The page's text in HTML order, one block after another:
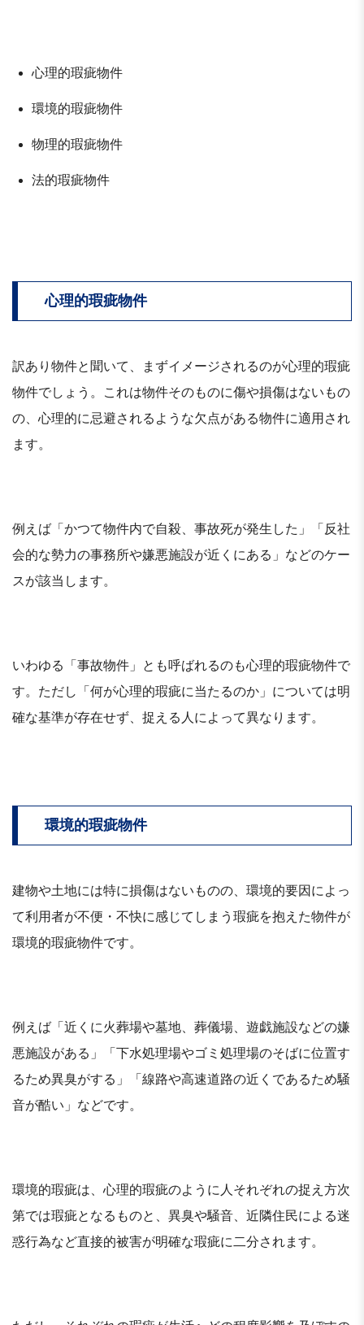
心理的瑕疵物件
環境的瑕疵物件
物理的瑕疵物件
法的瑕疵物件
心理的瑕疵物件
訳あり物件と聞いて、まずイメージされるのが心理的瑕疵
物件でしょう。これは物件そのものに傷や損傷はないもの
の、心理的に忌避されるような欠点がある物件に適用され
ます。
例えば「かつて物件内で自殺、事故死が発生した」「反社
会的な勢力の事務所や嫌悪施設が近くにある」などのケー
スが該当します。
いわゆる「事故物件」とも呼ばれるのも心理的瑕疵物件で
す。ただし「何が心理的瑕疵に当たるのか」については明
確な基準が存在せず、捉える人によって異なります。
環境的瑕疵物件
建物や土地には特に損傷はないものの、環境的要因によっ
て利用者が不便・不快に感じてしまう瑕疵を抱えた物件が
環境的瑕疵物件です。
例えば「近くに火葬場や墓地、葬儀場、遊戯施設などの嫌
悪施設がある」「下水処理場やゴミ処理場のそばに位置す
るため異臭がする」「線路や高速道路の近くであるため騒
音が酷い」などです。
環境的瑕疵は、心理的瑕疵のように人それぞれの捉え方次
第では瑕疵となるものと、異臭や騒音、近隣住民による迷
惑行為など直接的被害が明確な瑕疵に二分されます。